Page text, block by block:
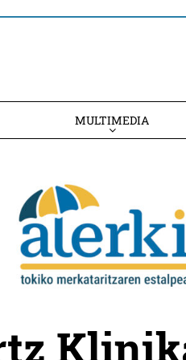
MULTIMEDIA